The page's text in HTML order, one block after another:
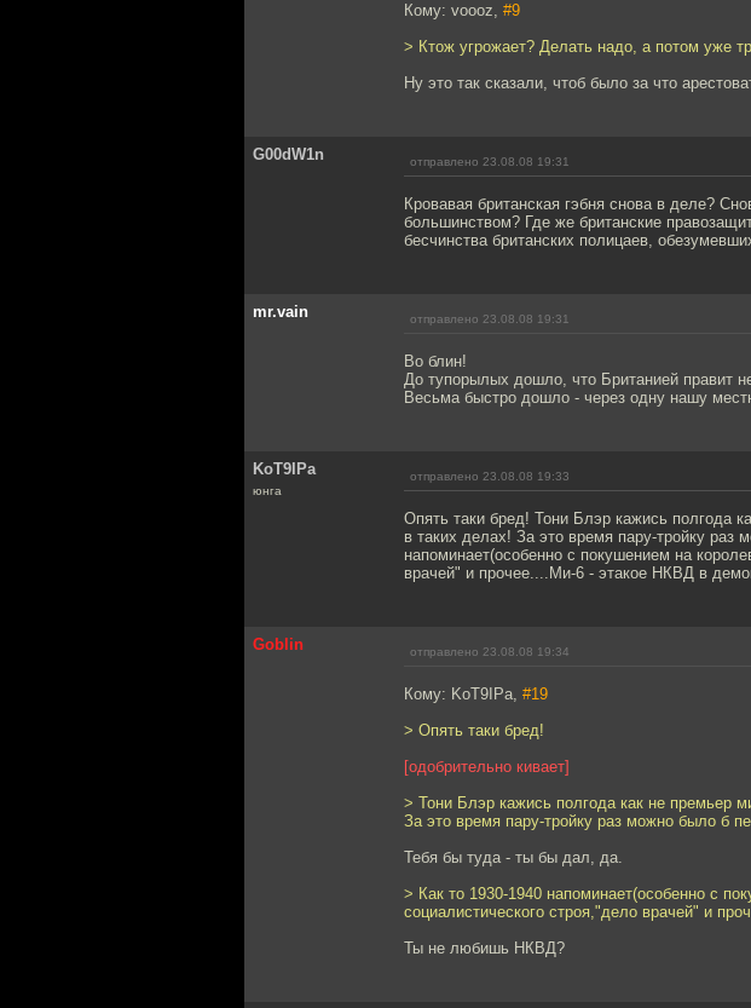
Кому: voooz, #9
> Ктож угрожает? Делать надо, а потом уже
Ну это так сказали, чтоб было за что
G00dW1n отправлено 23.08.08 19:31
Кровавая британская гэбня снова в деле?
большинством? Где же британские
бесчинства британских полицаев,
mr.vain отправлено 23.08.08 19:31
Во блин!
До тупорылых дошло, что Британией правит
Весьма быстро дошло - через одну нашу
KoT9IPa
юнга
отправлено 23.08.08 19:33
Опять таки бред! Тони Блэр кажись полгода
в таких делах! За это время пару-тройку раз
напоминает(особенно с покушением на
врачей" и прочее....Ми-6 - этакое НКВД в
Goblin отправлено 23.08.08 19:34
Кому: KoT9IPa, #19
> Опять таки бред!
[одобрительно кивает]
> Тони Блэр кажись полгода как не премьер
За это время пару-тройку раз можно было б
Тебя бы туда - ты бы дал, да.
> Как то 1930-1940 напоминает(особенно с
социалистического строя,"дело врачей" и
Ты не любишь НКВД?